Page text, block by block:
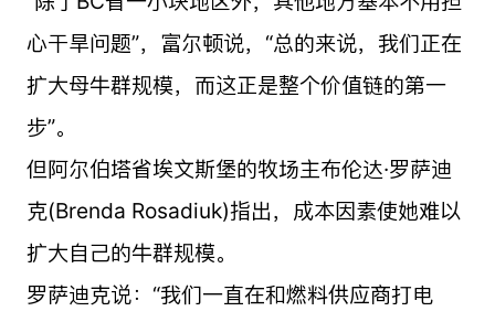
心干旱问题”，富尔顿说，“总的来说，我们正在
扩大母牛群规模，而这正是整个价值链的第一
步”。
但阿尔伯塔省埃文斯堡的牧场主布伦达·罗萨迪
克(Brenda Rosadiuk)指出，成本因素使她难以
扩大自己的牛群规模。
罗萨迪克说：“我们一直在和燃料供应商打电